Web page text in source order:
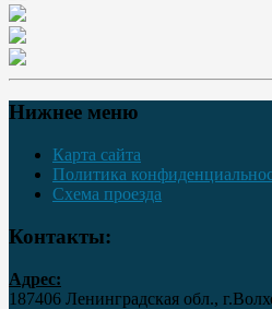
Нижнее меню
Карта сайта
Политика
Схема проезда
Контакты:
Адрес:
187406 Ленинградская обл.,